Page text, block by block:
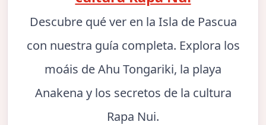
Descubre qué ver en la Isla de Pascua
con nuestra guía completa. Explora los
moáis de Ahu Tongariki, la playa
Anakena y los secretos de la cultura
Rapa Nui.